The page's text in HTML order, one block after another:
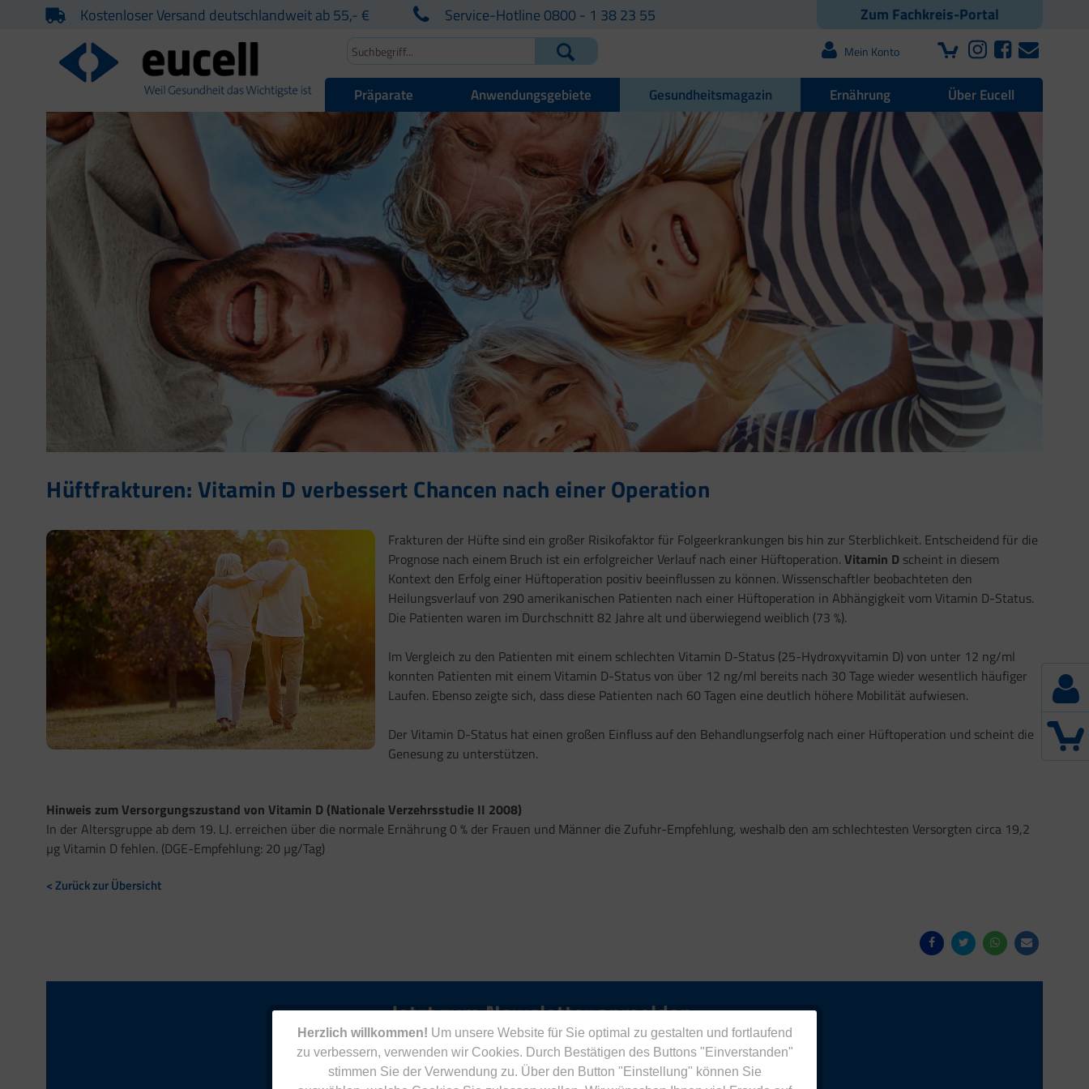
Herzlich willkommen! Um unsere Website für Sie optimal zu gestalten und fortlaufend
zu verbessern, verwenden wir Cookies. Durch Bestätigen des Buttons "Einverstanden"
stimmen Sie der Verwendung zu. Über den Button "Einstellung" können Sie
Zum Fachkreis-Portal
Kostenloser Versand deutschlandweit ab 55,- € Service-Hotline 0800 - 1 38 23 55
Mein Konto
Präparate Anwendungsgebiete Gesundheitsmagazin Ernährung Über Eucell
Hüftfrakturen: Vitamin D verbessert Chancen nach einer Operation
Frakturen der Hüfte sind ein großer Risikofaktor für Folgeerkrankungen bis hin zur Sterblichkeit. Entscheidend für die
Prognose nach einem Bruch ist ein erfolgreicher Verlauf nach einer Hüftoperation. Vitamin Dscheint in diesem
Kontext den Erfolg einer Hüftoperation positiv beeinflussen zu können. Wissenschaftler beobachteten den
Heilungsverlauf von 290 amerikanischen Patienten nach einer Hüftoperation in Abhängigkeit vom Vitamin D-Status.
Die Patienten waren im Durchschnitt 82 Jahre alt und überwiegend weiblich (73 %).
Im Vergleich zu den Patienten mit einem schlechten Vitamin D-Status (25-Hydroxyvitamin D) von unter 12 ng/ml
konnten Patienten mit einem Vitamin D-Status von über 12 ng/ml bereits nach 30 Tage wieder wesentlich häufiger
Laufen. Ebenso zeigte sich, dass diese Patienten nach 60 Tagen eine deutlich höhere Mobilität aufwiesen.
Der Vitamin D-Status hat einen großen Einfluss auf den Behandlungserfolg nach einer Hüftoperation und scheint die
Genesung zu unterstützen.
Hinweis zum Versorgungszustand von Vitamin D (Nationale Verzehrsstudie II 2008)
In der Altersgruppe ab dem 19. LJ. erreichen über die normale Ernährung 0 % der Frauen und Männer die Zufuhr-Empfehlung, weshalb den am schlechtesten Versorgten circa 19,2
µg Vitamin D fehlen. (DGE-Empfehlung: 20 µg/Tag)
< Zurück zur Übersicht
Jetzt zum Newsletter anmelden.
Anmelden